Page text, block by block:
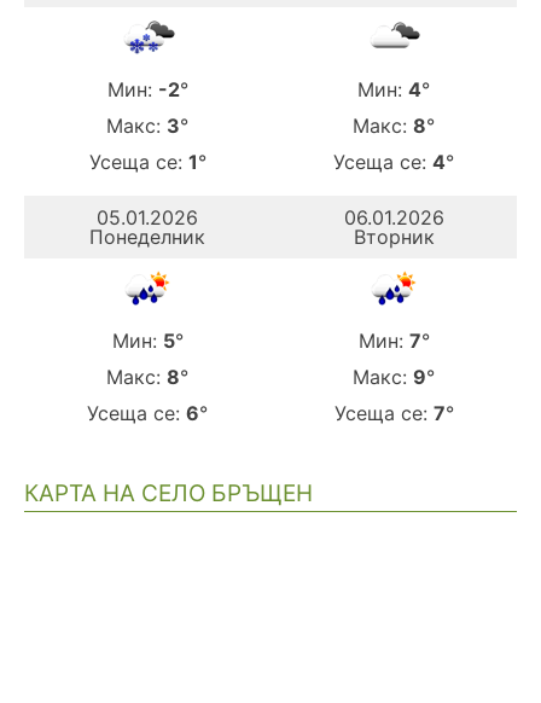
Мин: -2°
Макс: 3°
Усеща се: 1°
Мин: 4°
Макс: 8°
Усеща се: 4°
05.01.2026
Понеделник
Мин: 5°
Макс: 8°
Усеща се: 6°
06.01.2026
Вторник
Мин: 7°
Макс: 9°
Усеща се: 7°
КАРТА НА СЕЛО БРЪЩЕН